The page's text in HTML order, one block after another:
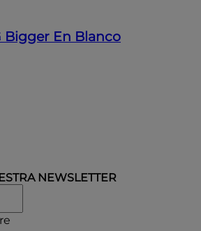
Bigger En Blanco
NEWSLETTER